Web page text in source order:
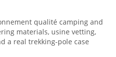
qualité camping and
materials, usine vetting,
a real trekking-pole case